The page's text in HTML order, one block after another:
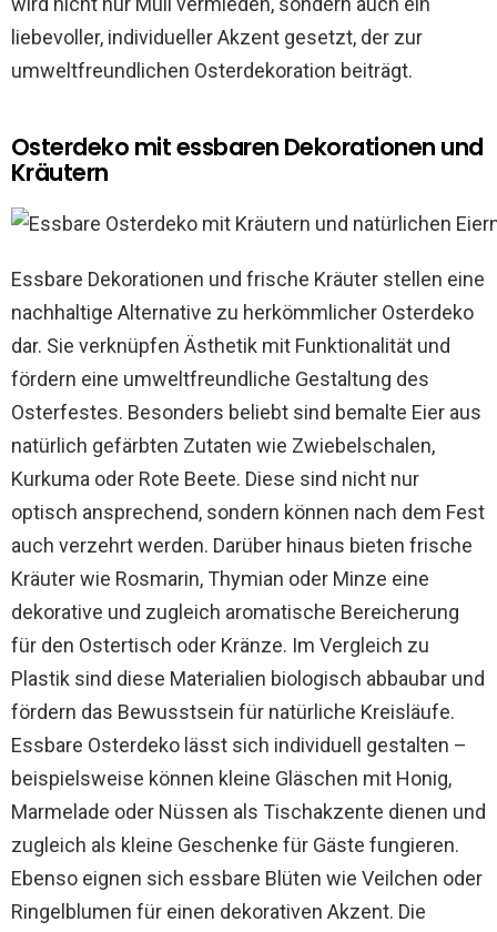
liebevoller, individueller Akzent gesetzt, der zur
umweltfreundlichen Osterdekoration beiträgt.
Osterdeko mit essbaren Dekorationen und
Kräutern
Essbare Dekorationen und frische Kräuter stellen eine
nachhaltige Alternative zu herkömmlicher Osterdeko
dar. Sie verknüpfen Ästhetik mit Funktionalität und
fördern eine umweltfreundliche Gestaltung des
Osterfestes. Besonders beliebt sind bemalte Eier aus
natürlich gefärbten Zutaten wie Zwiebelschalen,
Kurkuma oder Rote Beete. Diese sind nicht nur
optisch ansprechend, sondern können nach dem Fest
auch verzehrt werden. Darüber hinaus bieten frische
Kräuter wie Rosmarin, Thymian oder Minze eine
dekorative und zugleich aromatische Bereicherung
für den Ostertisch oder Kränze. Im Vergleich zu
Plastik sind diese Materialien biologisch abbaubar und
fördern das Bewusstsein für natürliche Kreisläufe.
Essbare Osterdeko lässt sich individuell gestalten –
beispielsweise können kleine Gläschen mit Honig,
Marmelade oder Nüssen als Tischakzente dienen und
zugleich als kleine Geschenke für Gäste fungieren.
Ebenso eignen sich essbare Blüten wie Veilchen oder
Ringelblumen für einen dekorativen Akzent. Die